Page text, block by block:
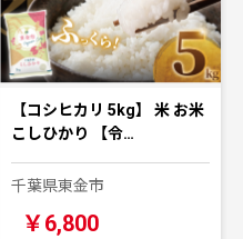
【コシヒカリ 5kg】 米 お米
こしひかり 【令…
千葉県東金市
￥6,800